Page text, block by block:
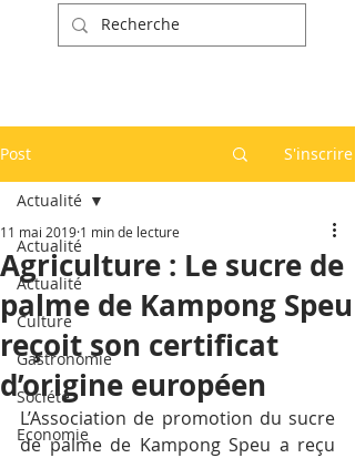
Post S'inscrire
Actualité
Actualité
Culture
Gastronomie
Société
Economie
Actualité
Agriculture : Le sucre de
palme de Kampong Speu
reçoit son certificat
d’origine européen
11 mai 2019 1 min de lecture
L’Association de promotion du sucre
de palme de Kampong Speu a reçu